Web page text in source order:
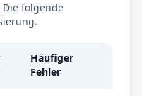
folgende
Häufiger
Fehler